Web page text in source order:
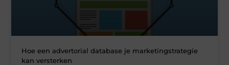
Hoe een advertorial database je marketingstrategie
kan versterken